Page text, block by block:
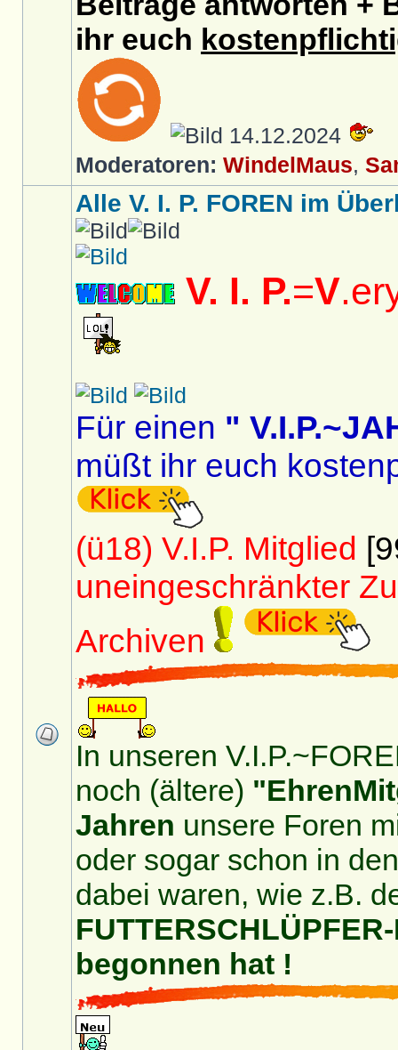
ihr euch
14.12.2024
Moderatoren: WindelMaus,
Alle V. I. P. FOREN im
V. I. P.=V
Für einen "
müßt ihr euch
(ü18) V.I.P. Mitglied
uneingeschränkter
Archiven
In unseren
noch (ältere)
Jahren unsere Foren
oder sogar schon in
dabei waren, wie z.B.
begonnen hat !